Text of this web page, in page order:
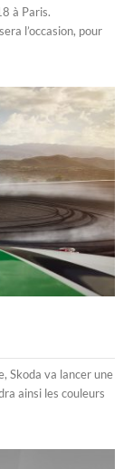
à Paris.
l’occasion, pour
Skoda va lancer une
ainsi les couleurs